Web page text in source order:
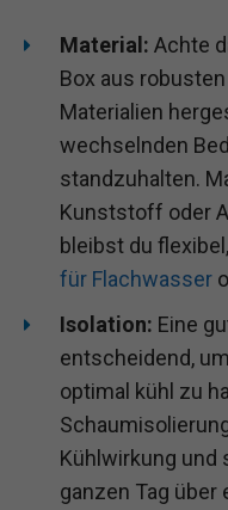
Material: Achte
Box aus
Materialien
wechselnden
standzuhalten.
Kunststoff oder
bleibst du
für Flachwasser
Isolation: Eine
entscheidend,
optimal kühl zu
Kühlwirkung und
ganzen Tag über